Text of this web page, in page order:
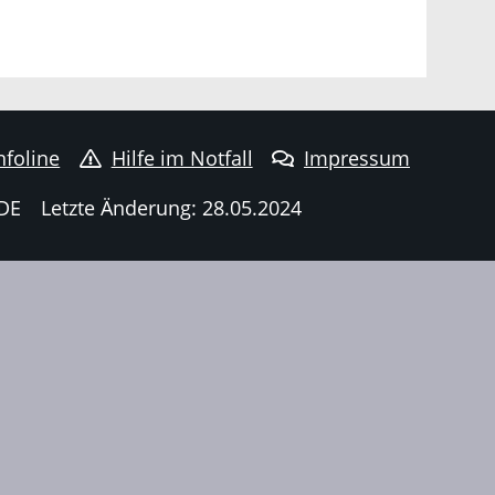
Hilfe im Notfall
Impressum
Letzte Änderung: 28.05.2024